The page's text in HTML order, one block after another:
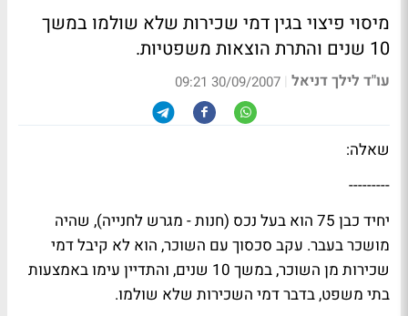
מיסוי פיצוי בגין דמי שכירות שלא שולמו במשך
10 שנים והתרת הוצאות משפטיות.
עו"ד לילך דניאל |
30/09/2007 09:21
שאלה:
---------
יחיד כבן 75 הוא בעל נכס (חנות - מגרש לחנייה), שהיה
מושכר בעבר. עקב סכסוך עם השוכר, הוא לא קיבל דמי
שכירות מן השוכר, במשך 10 שנים, והתדיין עימו באמצעות
בתי משפט, בדבר דמי השכירות שלא שולמו.